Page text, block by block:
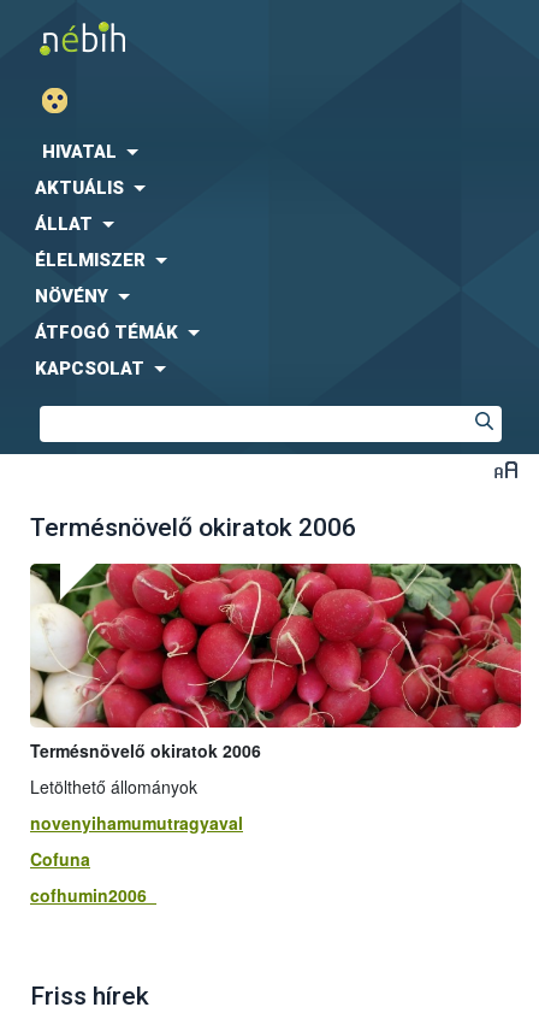
HIVATAL
AKTUÁLIS
ÁLLAT
ÉLELMISZER
NÖVÉNY
ÁTFOGÓ TÉMÁK
KAPCSOLAT
Termésnövelő okiratok 2006
Termésnövelő okiratok 2006
Letölthető állományok
novenyihamumutragyaval
Cofuna
cofhumin2006
Friss hírek